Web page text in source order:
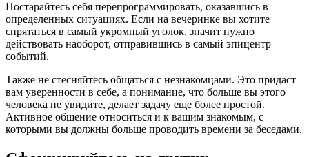
Постарайтесь себя перепрограммировать, оказавшись в
определенных ситуациях. Если на вечеринке вы хотите
спрятаться в самый укромный уголок, значит нужно
действовать наоборот, отправившись в самый эпицентр
событий.
Также не стесняйтесь общаться с незнакомцами. Это придаст
вам уверенности в себе, а понимание, что больше вы этого
человека не увидите, делает задачу еще более простой.
Активное общение относиться и к вашим знакомым, с
которыми вы должны больше проводить времени за беседами.